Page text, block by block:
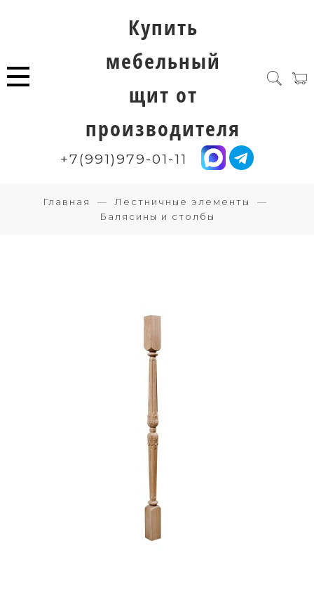
Купить
мебельный
щит от
производителя
+7(991)979-01-11
Главная
Лестничные элементы
Балясины и столбы